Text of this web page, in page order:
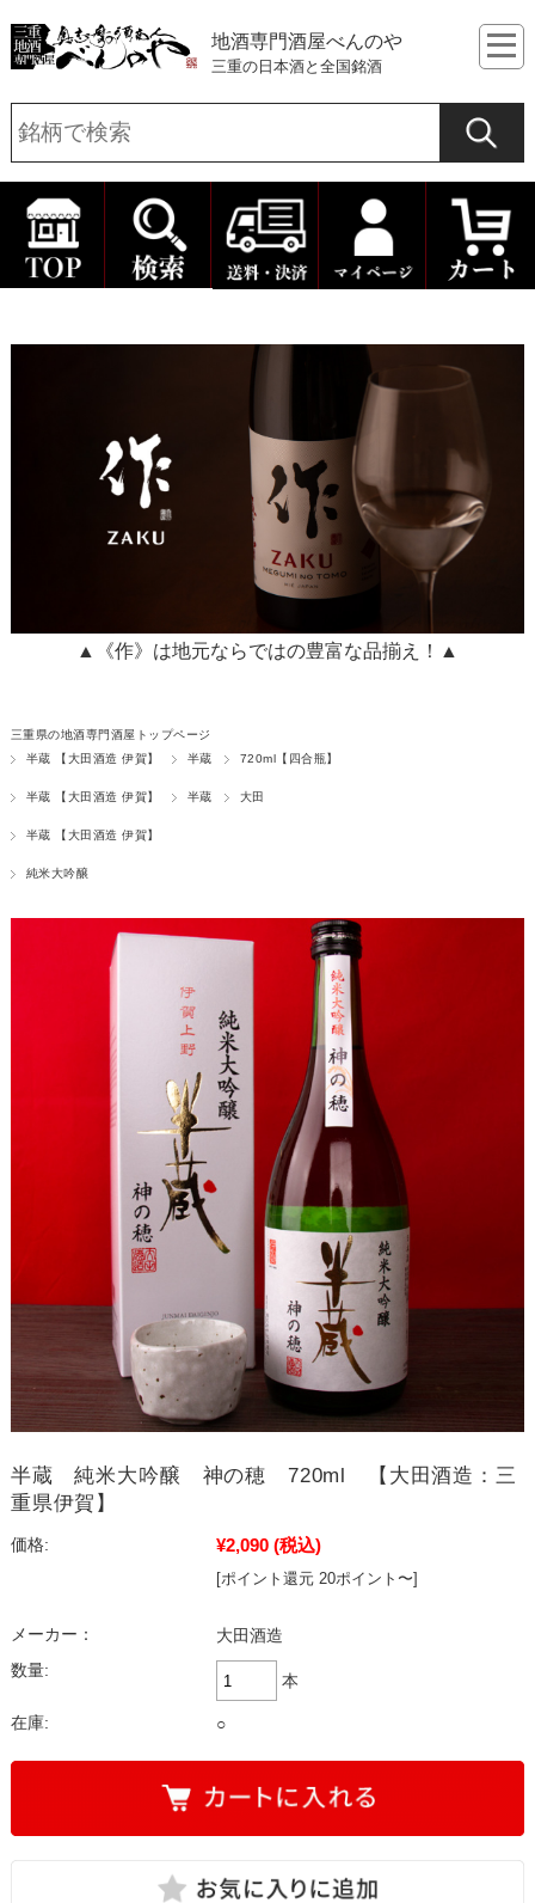
地酒専門酒屋べんのや
三重の日本酒と全国銘酒
▲《作》は地元ならではの豊富な品揃え！▲
三重県の地酒専門酒屋トップページ
半蔵 【大田酒造 伊賀】
半蔵 720ml【四合瓶】
半蔵 【大田酒造 伊賀】 半蔵 大田
半蔵 【大田酒造 伊賀】
純米大吟醸
半蔵 純米大吟醸 神の穂 720ml 【大田酒造：三
重県伊賀】
価格: ¥2,090 (税込)
[ポイント還元 20ポイント〜]
メーカー：
大田酒造
数量:
本
在庫: ○